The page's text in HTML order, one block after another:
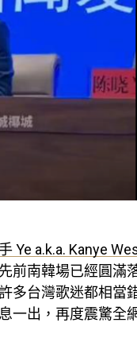
Ye a.k.a. Kanye
前南韓場已經圓滿
多台灣歌迷都相當
一出，再度震驚全